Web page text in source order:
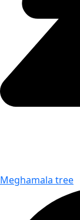
Meghamala tree